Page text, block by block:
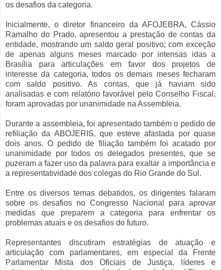
os desafios da categoria.
Inicialmente, o diretor financeiro da AFOJEBRA, Cássio
Ramalho do Prado, apresentou a prestação de contas da
entidade, mostrando um saldo geral positivo; com exceção
de apenas alguns meses marcado por intensas idas a
Brasília para articulações em favor dos projetos de
interesse da categoria, todos os demais meses fecharam
com saldo positivo. As contas, que já haviam sido
analisadas e com relatório favorável pelo Conselho Fiscal,
foram aprovadas por unanimidade na Assembleia.
Durante a assembleia, foi apresentado também o pedido de
refiliação da ABOJERIS, que esteve afastada por quase
dois anos. O pedido de filiação também foi acatado por
unanimidade por todos os delegados presentes, que se
puzeram a fazer uso da palavra para exaltar a importância e
a representatividade dos colegas do Rio Grande do Sul.
Entre os diversos temas debatidos, os dirigentes falaram
sobre os desafios no Congresso Nacional para aprovar
medidas que preparem a categoria para enfrentar os
problemas atuais e os desafios do futuro.
Representantes discutiram estratégias de atuação e
articulação com parlamentares, em especial da Frente
Parlamentar Mista dos Oficiais de Justiça, líderes e